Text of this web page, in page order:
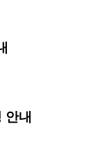
안내